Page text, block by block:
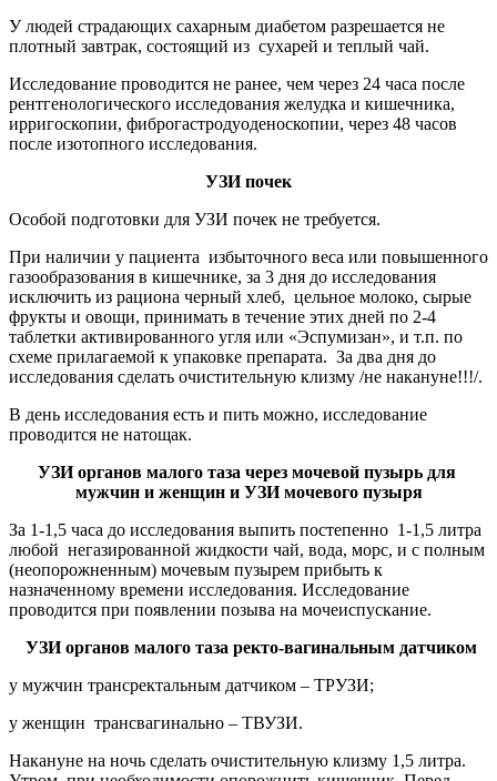
У людей страдающих сахарным диабетом разрешается не
плотный завтрак, состоящий из сухарей и теплый чай.
Исследование проводится не ранее, чем через 24 часа после
рентгенологического исследования желудка и кишечника,
ирригоскопии, фиброгастродуоденоскопии, через 48 часов
после изотопного исследования.
УЗИ почек
Особой подготовки для УЗИ почек не требуется.
При наличии у пациента избыточного веса или повышенного
газообразования в кишечнике, за 3 дня до исследования
исключить из рациона черный хлеб, цельное молоко, сырые
фрукты и овощи, принимать в течение этих дней по 2-4
таблетки активированного угля или «Эспумизан», и т.п. по
схеме прилагаемой к упаковке препарата. За два дня до
исследования сделать очистительную клизму /не накануне!!!/.
В день исследования есть и пить можно, исследование
проводится не натощак.
УЗИ органов малого таза через мочевой пузырь для
мужчин и женщин и УЗИ мочевого пузыря
За 1-1,5 часа до исследования выпить постепенно 1-1,5 литра
любой негазированной жидкости чай, вода, морс, и с полным
(неопорожненным) мочевым пузырем прибыть к
назначенному времени исследования. Исследование
проводится при появлении позыва на мочеиспускание.
УЗИ органов малого таза ректо-вагинальным датчиком
у мужчин трансректальным датчиком – ТРУЗИ;
у женщин трансвагинально – ТВУЗИ.
Накануне на ночь сделать очистительную клизму 1,5 литра.